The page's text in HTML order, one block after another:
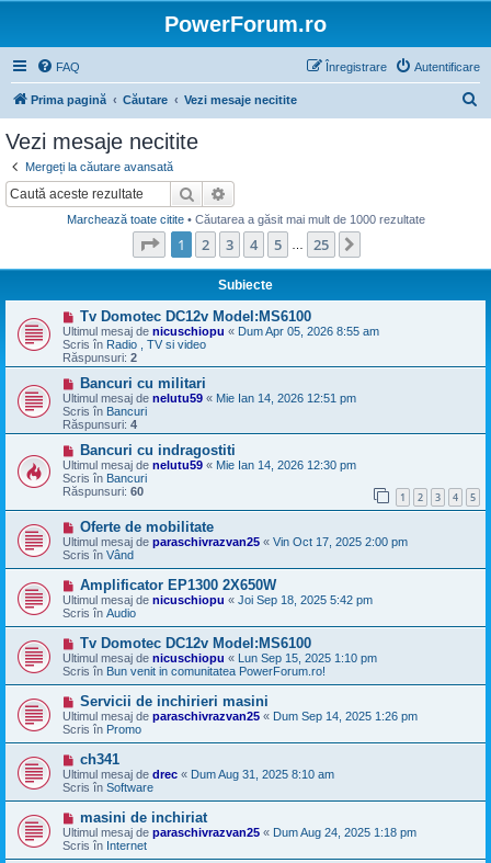
PowerForum.ro
FAQ Autentificare
Înregistrare
Prima pagină Căutare Vezi mesaje necitite
Vezi mesaje necitite
Mergeți la căutare avansată
Căutare
Marchează toate citite• Căutarea a găsit mai mult de 1000 rezultate
Pagina din 25
1 2 3 4 5 25
Subiecte
M
e
s
a
j
n
o
u
Tv Domotec DC12v Model:MS6100
Ultimul mesaj de nicuschiopu « Dum Apr 05, 2026 8:55 am
Scris în Radio , TV si video
Răspunsuri: 2
M
e
s
a
j
n
o
u
Bancuri cu militari
Ultimul mesaj de nelutu59 « Mie Ian 14, 2026 12:51 pm
Scris în Bancuri
Răspunsuri: 4
M
e
s
a
j
n
o
u
Bancuri cu indragostiti
Ultimul mesaj de nelutu59 « Mie Ian 14, 2026 12:30 pm
Scris în Bancuri
Răspunsuri: 60 1 2 3 4 5
M
e
s
a
n
o
u
Oferte de mobilitate
Ultimul mesaj de paraschivrazvan25 « Vin Oct 17, 2025 2:00 pm
Scris în Vând
M
e
s
a
o
u
Amplificator EP1300 2X650W
Ultimul mesaj de nicuschiopu « Joi Sep 18, 2025 5:42 pm
Scris în Audio
M
e
s
a
n
o
u
Tv Domotec DC12v Model:MS6100
Ultimul mesaj de nicuschiopu « Lun Sep 15, 2025 1:10 pm
Scris în Bun venit in comunitatea PowerForum.ro!
M
e
s
a
n
o
u
Servicii de inchirieri masini
Ultimul mesaj de paraschivrazvan25 « Dum Sep 14, 2025 1:26 pm
Scris în Promo
M
e
s
a
n
o
u
ch341
Ultimul mesaj de drec « Dum Aug 31, 2025 8:10 am
Scris în Software
M
e
s
a
masini de inchiriat
Ultimul mesaj de paraschivrazvan25 « Dum Aug 24, 2025 1:18 pm
Scris în Internet